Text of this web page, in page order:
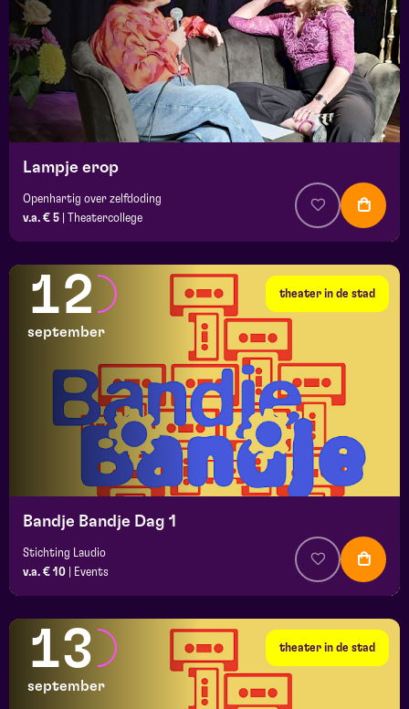
Lampje erop
Openhartig over zelfdoding
v.a. € 5
Theatercollege
theater in de stad
12
september
Bandje Bandje Dag 1
Stichting Laudio
v.a. € 10
Events
theater in de stad
13
september